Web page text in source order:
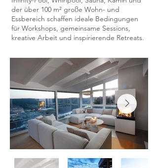
der über 100 m² große Wohn- und
Essbereich schaffen ideale Bedingungen
für Workshops, gemeinsame Sessions,
kreative Arbeit und inspirierende Retreats.